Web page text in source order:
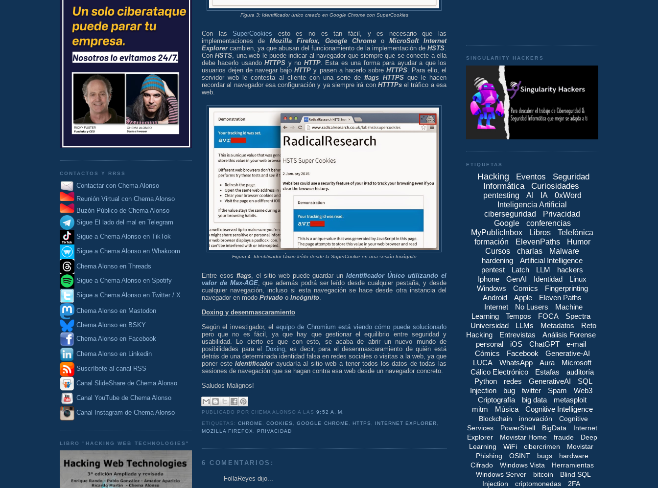
CONTACTOS Y RRSS
Contactar con Chema Alonso
Reunión Virtual con Chema Alonso
Buzón Público de Chema Alonso
Sigue El lado del mal en Telegram
Sigue a Chema Alonso en TikTok
Sigue a Chema Alonso en Whakoom
Chema Alonso en Threads
Sigue a Chema Alonso en Spotify
Sigue a Chema Alonso en Twitter / X
Chema Alonso en Mastodon
Chema Alonso en BSKY
Chema Alonso en Facebook
Chema Alonso en Linkedin
Suscríbete al canal RSS
Canal SlideShare de Chema Alonso
Canal YouTube de Chema Alonso
Canal Instagram de Chema Alonso
LIBRO "HACKING WEB TECHNOLOGIES"
Figura 3: Identificador único creado en Google Chrome con SuperCookies
Con las SuperCookies esto es no es tan fácil, y es necesario que las
implementaciones deMozilla Firefox, Google Chromeo MicroSoft Internet
Explorercambien, ya que abusan del funcionamiento de la implementación de HSTS.
ConHSTS, una web le puede indicar al navegador que siempre que se conecte a ella
debe hacerlo usandoHTTPS y no HTTP. Esta es una forma para ayudar a que los
usuarios dejen de navegar bajoHTTP y pasen a hacerlo sobre HTTPS. Para ello, el
servidor web le contesta al cliente con una serie deflags HTTPSque le hacen
recordar al navegador esa configuración y ya siempre irá con HTTTPsel tráfico a esa
web.
Figura 4: Identificador Único leído desde la SuperCookie en una sesión Incógnito
Entre esos flags, el sitio web puede guardar un Identificador Único utilizando el
valor de Max-AGE, que además podrá ser leído desde cualquier pestaña, y desde
cualquier navegación, incluso si esta navegación se hace desde otra instancia del
navegador en modo Privado o Incógnito
Doxing y desenmascaramiento
Según el investigador, el equipo de Chromium está viendo cómo puede solucionarlo
pero que no es fácil, ya que hay que gestionar el equilibrio entre seguridad y
usabilidad. Lo cierto es que con esto, se acaba de abrir un nuevo mundo de
posibilidades para el
Doxing, es decir, para el desenmascaramiento de quién está
detrás de una determinada identidad falsa en redes sociales o visitas a la web, ya que
poner esteIdentificadorayudaría al sitio web a tener todos los datos de todas las
sesiones de navegación que se hagan contra esa web desde un navegador concreto.
Saludos Malignos!
PUBLICADO POR CHEMA ALONSOA LAS9:52 A. M.
ETIQUETAS:CHROME,COOKIES ,GOOGLE CHROME, HTTPS , INTERNET EXPLORER,
MOZILLA FIREFOX , PRIVACIDAD
6 COMENTARIOS:
FollaReyes dijo...
SINGULARITY HACKERS
ETIQUETAS
Hacking Eventos
Seguridad
Informática
Curiosidades
pentesting AI IA
0xWord
Inteligencia Artificial
ciberseguridad
Privacidad
Google
conferencias
MyPublicInbox
Libros
Telefónica
formación
ElevenPaths
Humor
Cursos
charlas
Malware
hardening
Artificial Intelligence
pentest
Latch LLM
hackers
Iphone
GenAI Identidad
Linux
Windows
Comics
Fingerprinting
Android
Apple
Eleven Paths
Internet
No Lusers
Machine
Learning
Tempos FOCA
Spectra
Universidad
LLMs Metadatos
Reto
Hacking
Entrevistas
Análisis Forense
personal
iOS ChatGPT
e-mail
Cómics
Facebook
Generative-AI
LUCA
WhatsApp Aura
Microsoft
Cálico Electrónico
Estafas
auditoría
Python
redes GenerativeAI
SQL
Injection
bug twitter Spam
Web3
Criptografía
big data
metasploit
mitm
Música Cognitive Intelligence
Blockchain innovación
Cognitive
Services
PowerShell BigData
Internet
Explorer
Movistar Home fraude
Deep
Learning
WiFi cibercrimen
Movistar
Phishing
OSINT bugs
hardware
Cifrado
Windows Vista
Herramientas
Windows Server
bitcoin
Blind SQL
Injection
criptomonedas
2FA